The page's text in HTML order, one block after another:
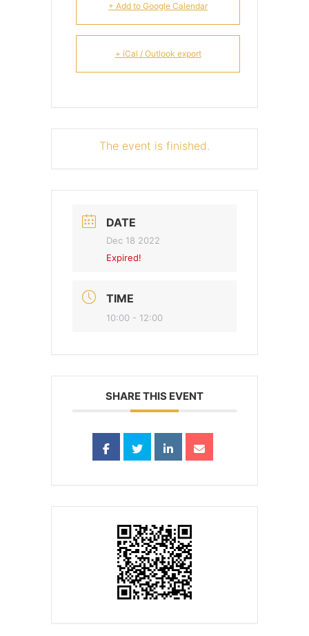
+ Add to Google Calendar
+ iCal / Outlook export
The event is finished.
DATE
Dec 18 2022
Expired!
TIME
10:00 - 12:00
SHARE THIS EVENT